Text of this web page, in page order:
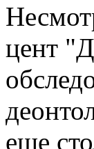
цент
еще